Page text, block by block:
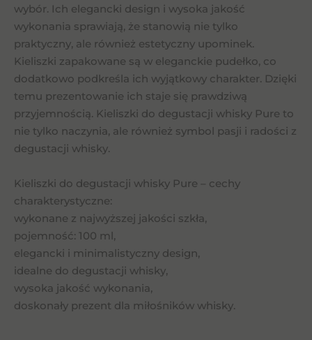
wybór. Ich elegancki design i wysoka jakość
wykonania sprawiają, że stanowią nie tylko
praktyczny, ale również estetyczny upominek.
Kieliszki zapakowane są w eleganckie pudełko, co
dodatkowo podkreśla ich wyjątkowy charakter. Dzięki
temu prezentowanie ich staje się prawdziwą
przyjemnością. Kieliszki do degustacji whisky Pure to
nie tylko naczynia, ale również symbol pasji i radości z
degustacji whisky.
Kieliszki do degustacji whisky Pure – cechy
charakterystyczne:
wykonane z najwyższej jakości szkła,
pojemność: 100 ml,
elegancki i minimalistyczny design,
idealne do degustacji whisky,
wysoka jakość wykonania,
doskonały prezent dla miłośników whisky.